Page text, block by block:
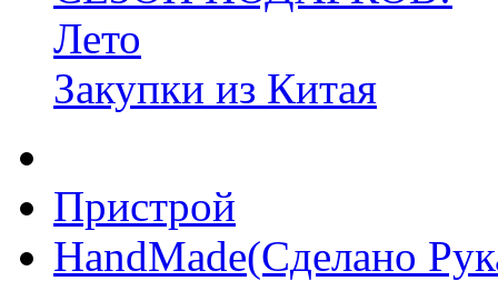
Лето
Закупки из Китая
Пристрой
HandMade(Сделано